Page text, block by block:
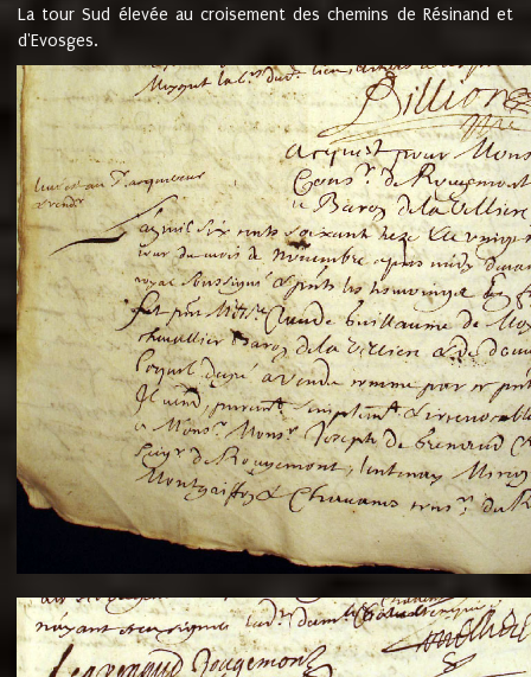
La tour Sud élevée au croisement des chemins de Résinand et
d'Evosges.